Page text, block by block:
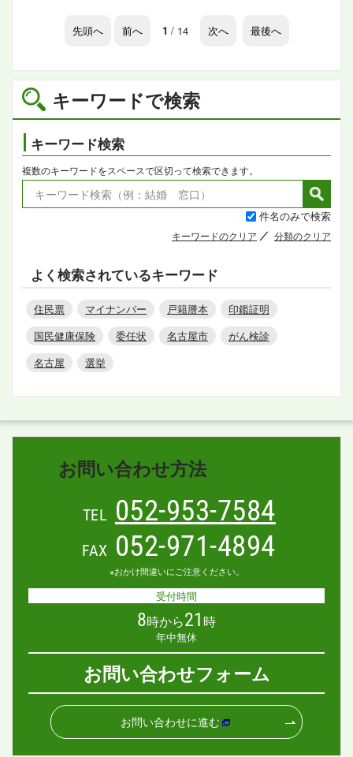
キーワードで検索
キーワード検索
複数のキーワードをスペースで区切って検索できます。
件名のみで検索
キーワードのクリア 分類のクリア
よく検索されているキーワード
住民票 マイナンバー 戸籍謄本
印鑑証明
国民健康保険
委任状 名古屋市
がん検診
名古屋
選挙
先頭へ 前へ 1 / 14 次へ 最後へ
お問い合わせ方法
TEL 052-953-7584
FAX 052-971-4894
※おかけ間違いにご注意ください。
受付時間
8時から21 時
年中無休
お問い合わせフォーム
お問い合わせに進む